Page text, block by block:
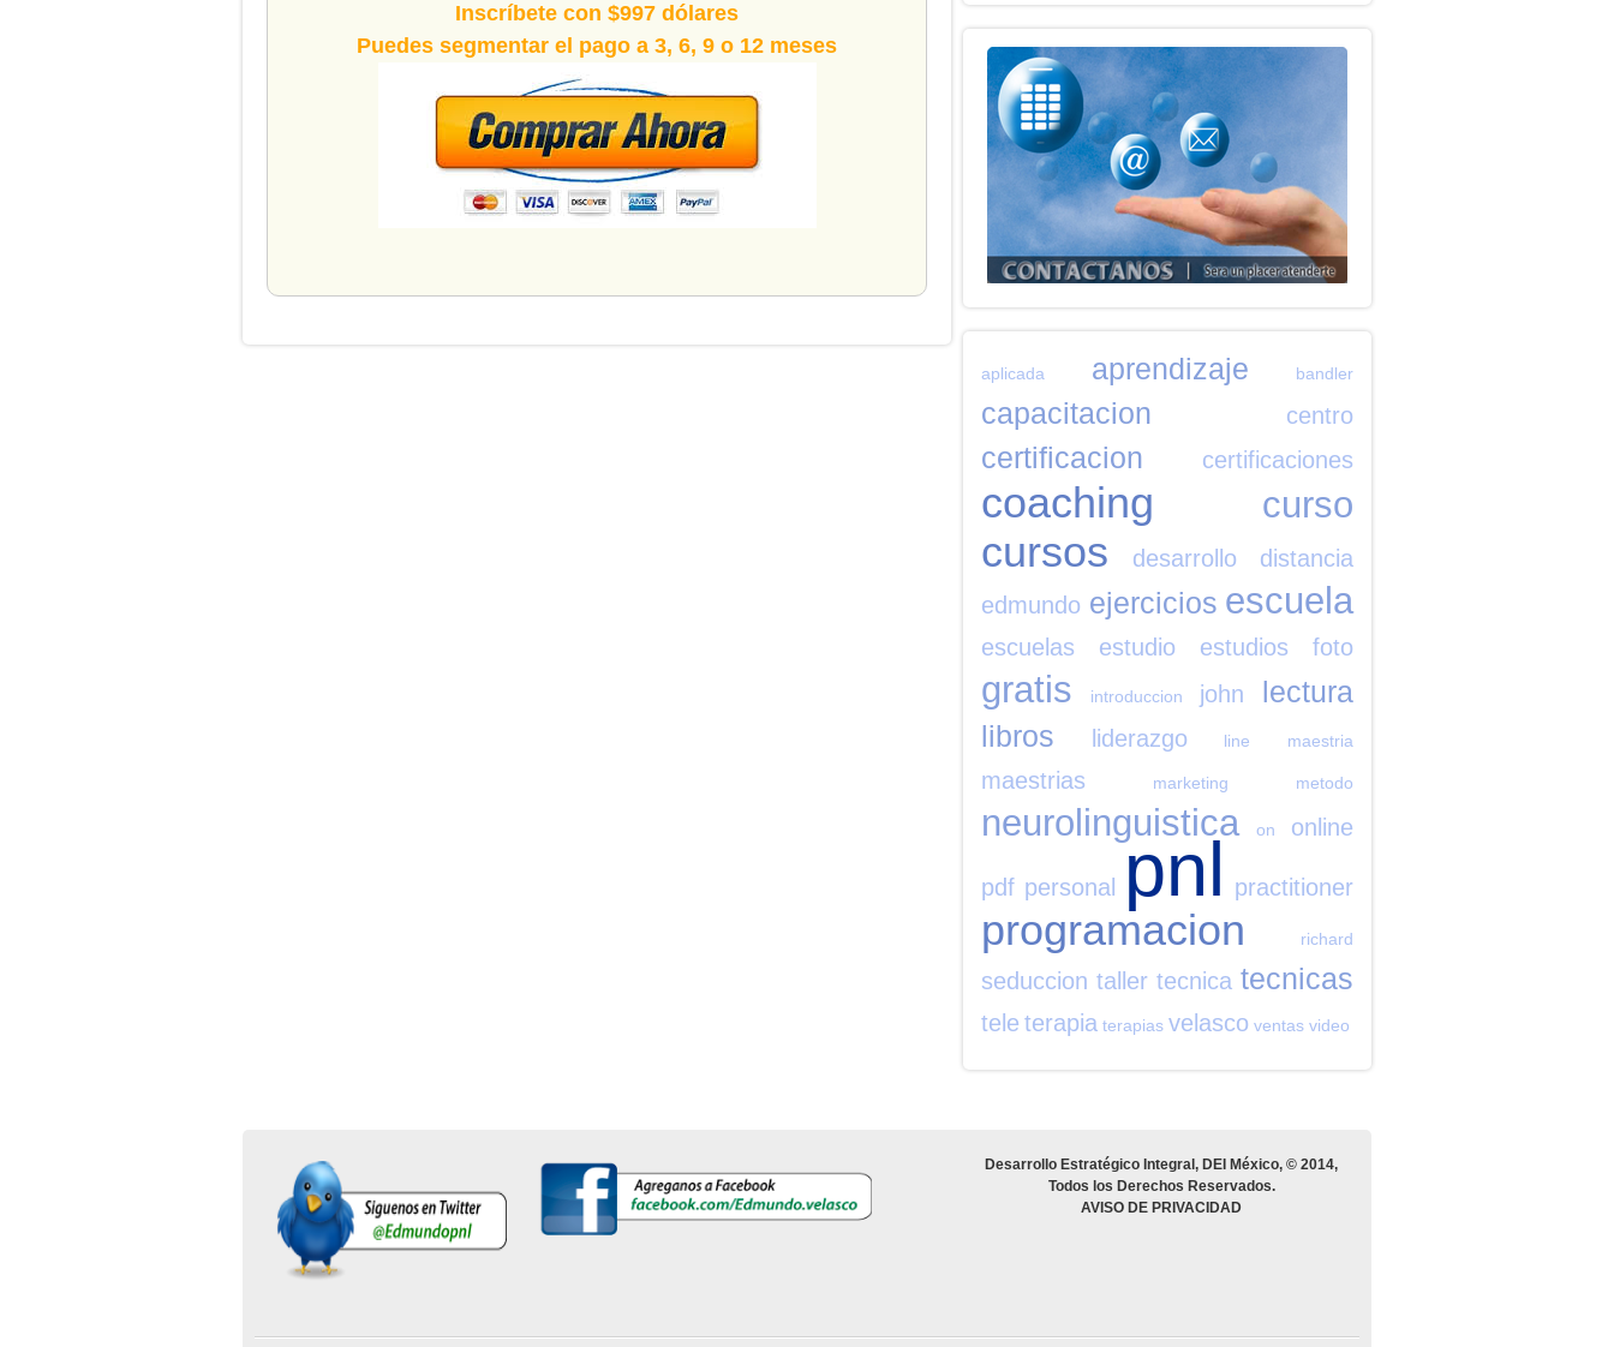
Inscríbete con $997 dólares
Puedes segmentar el pago a 3, 6, 9 o 12 meses
aplicada aprendizaje bandler
capacitacion centro
certificacion certificaciones
coaching curso
cursos desarrollo
distancia
edmundo ejercicios escuela
escuelas estudio estudios foto
gratis introduccion john
lectura
libros
liderazgo line maestria
maestrias marketing metodo
neurolinguistica on online
pdf personal pnl practitioner
programacion richard
seduccion taller tecnica tecnicas
tele terapia terapias velasco ventas video
Desarrollo Estratégico Integral, DEI México, © 2014,
Todos los Derechos Reservados.
AVISO DE PRIVACIDAD